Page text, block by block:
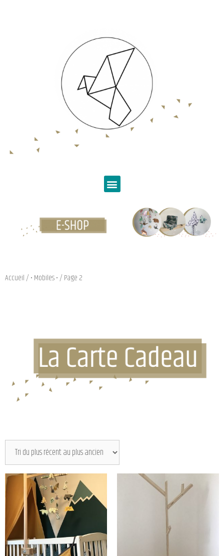
Accueil/• Mobiles •/ Page 2